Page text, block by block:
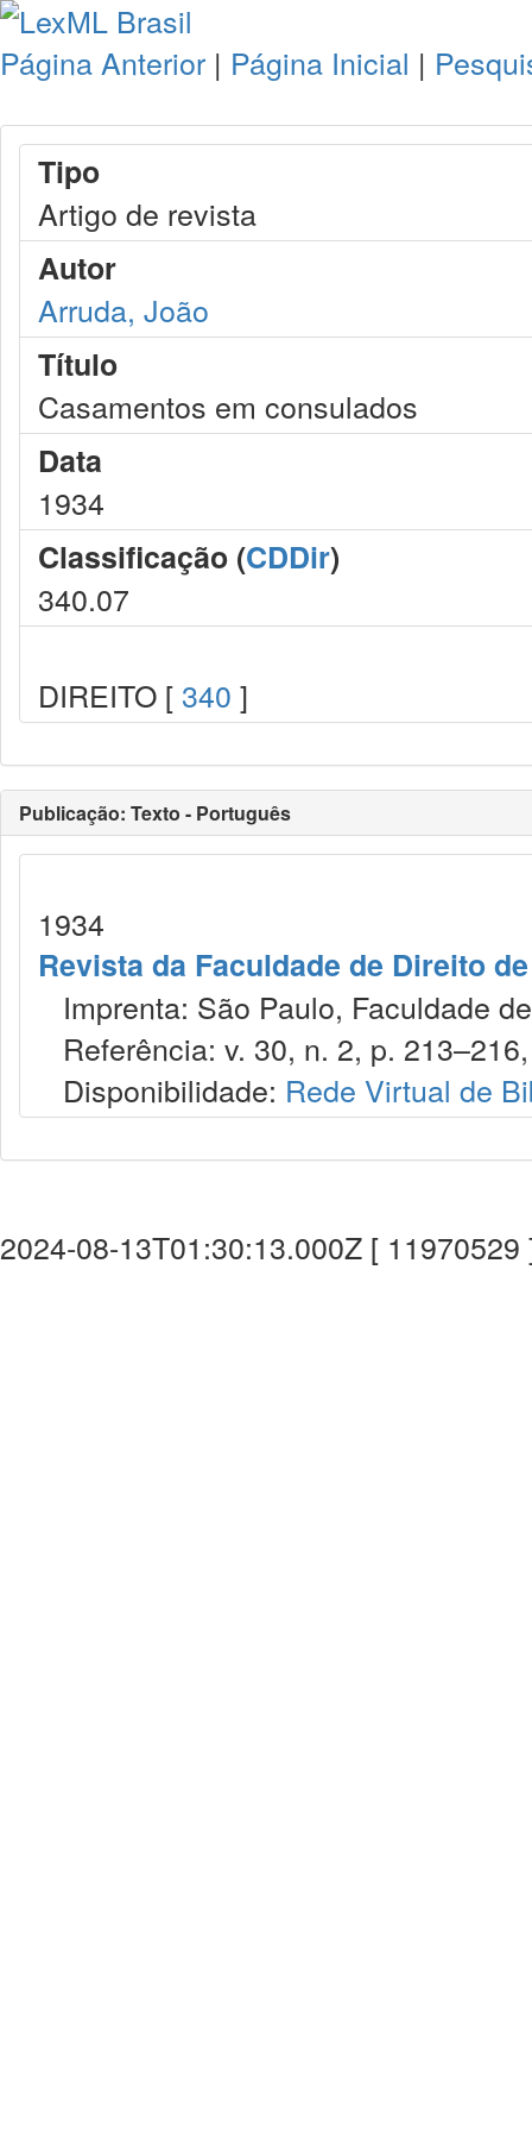
Página Anterior | Página Inicial |
Tipo
Artigo de revista
Autor
Arruda, João
Título
Casamentos em consulados
Data
1934
Classificação (CDDir)
340.07
DIREITO [ 340 ]
Publicação: Texto - Português
1934
Revista da Faculdade de Direito
Imprenta: São Paulo, Faculdade
Referência: v. 30, n. 2, p.
Disponibilidade: Rede Virtual de
2024-08-13T01:30:13.000Z [ 11970529